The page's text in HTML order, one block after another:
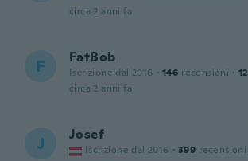
circa 2 anni fa
F FatBob
Iscrizione dal 2016 · 146 recensioni · 12
circa 2 anni fa
J Josef
Iscrizione dal 2016 · 399 recensioni